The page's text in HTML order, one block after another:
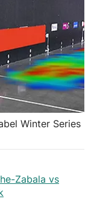
Winter Series
Zabala vs